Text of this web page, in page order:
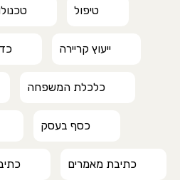
טיפול
ייעוץ קריירה
כלכלת המשפחה
כסף בעסק
כתיבת מאמרים